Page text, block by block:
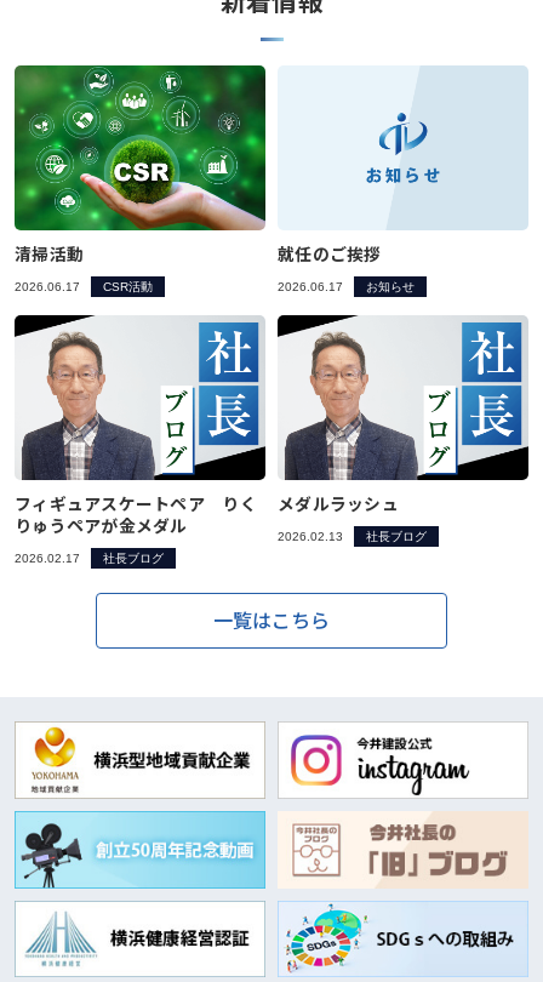
お問い合わせ
プライバシーポリシー
アクセス
045-571-0505
受付：9：00 ～ 17：00
月～金曜日（※祝祭日を除く）
閉じる
清掃活動
2026.06.17 CSR活動
就任のご挨拶
2026.06.17 お知らせ
フィギュアスケートペア りく
りゅうペアが金メダル
2026.02.17 社長ブログ
メダルラッシュ
2026.02.13 社長ブログ
一覧はこちら